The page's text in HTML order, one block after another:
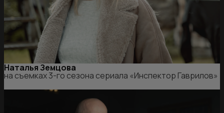
Наталья Земцова
на съемках 3-го сезона сериала «Инспектор Гаврилов»